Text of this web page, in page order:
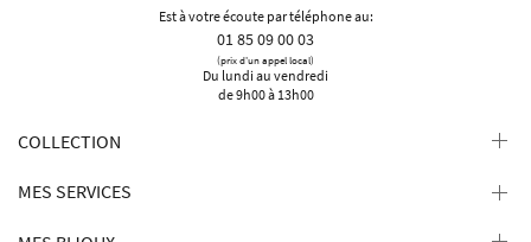
Est à votre écoute par téléphone au:
01 85 09 00 03
(prix d'un appel local)
Du lundi au vendredi
de 9h00 à 13h00
COLLECTION
MES SERVICES